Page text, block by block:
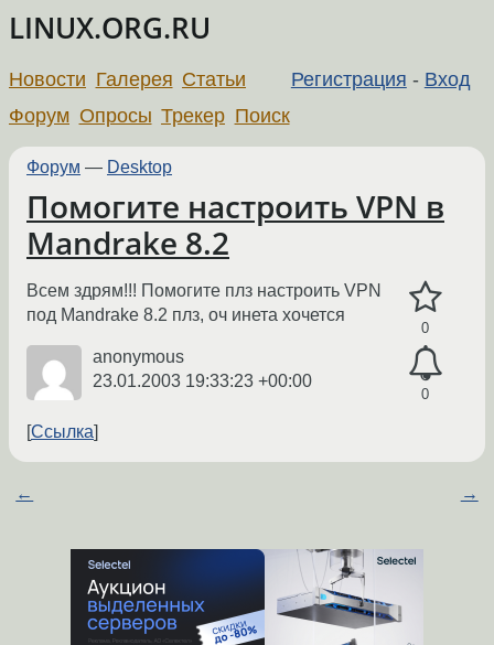
LINUX.ORG.RU
Регистрация - Вход
Новости Галерея Статьи
Форум Опросы Трекер Поиск
Форум — Desktop
Помогите настроить VPN в
Mandrake 8.2
0
0
Всем здрям!!! Помогите плз настроить VPN
под Mandrake 8.2 плз, оч инета хочется
anonymous
23.01.2003 19:33:23 +00:00
Ссылка
← →